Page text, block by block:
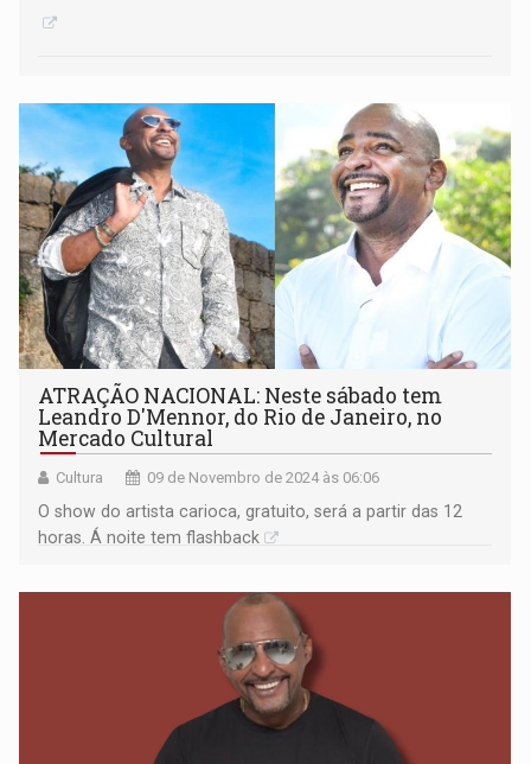
ATRAÇÃO NACIONAL: Neste sábado tem
Leandro D'Mennor, do Rio de Janeiro, no
Mercado Cultural
Cultura 09 de Novembro de 2024 às 06:06
O show do artista carioca, gratuito, será a partir das 12
horas. Á noite tem flashback